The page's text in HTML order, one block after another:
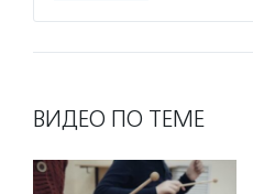
ВИДЕО ПО ТЕМЕ